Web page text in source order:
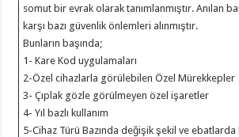
somut bir evrak olarak tanımlanmıştır. Anılan
karşı bazı güvenlik önlemleri alınmıştır.
Bunların başında;
1- Kare Kod uygulamaları
2-Özel cihazlarla görülebilen Özel Mürekkepler
3- Çıplak gözle görülmeyen özel işaretler
4- Yıl bazlı kullanım
5-Cihaz Türü Bazında değişik şekil ve ebatlarda